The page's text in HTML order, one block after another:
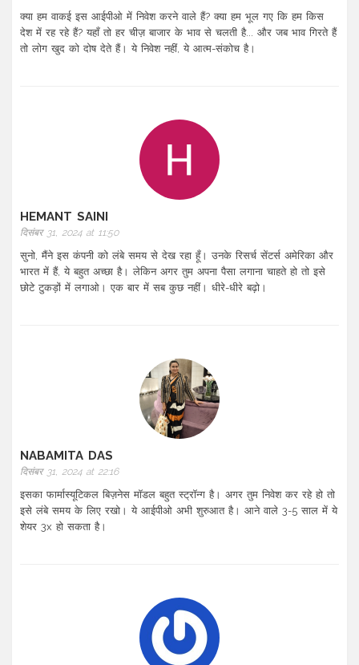
क्या हम वाकई इस आईपीओ में निवेश करने वाले हैं? क्या हम भूल गए कि हम किस
देश में रह रहे हैं? यहाँ तो हर चीज़ बाजार के भाव से चलती है... और जब भाव गिरते हैं
तो लोग खुद को दोष देते हैं। ये निवेश नहीं, ये आत्म-संकोच है।
HEMANT SAINI
दिसंबर 31, 2024 at 11:50
सुनो, मैंने इस कंपनी को लंबे समय से देख रहा हूँ। उनके रिसर्च सेंटर्स अमेरिका और
भारत में हैं, ये बहुत अच्छा है। लेकिन अगर तुम अपना पैसा लगाना चाहते हो तो इसे
छोटे टुकड़ों में लगाओ। एक बार में सब कुछ नहीं। धीरे-धीरे बढ़ो।
NABAMITA DAS
दिसंबर 31, 2024 at 22:16
इसका फार्मास्यूटिकल बिज़नेस मॉडल बहुत स्ट्रॉन्ग है। अगर तुम निवेश कर रहे हो तो
इसे लंबे समय के लिए रखो। ये आईपीओ अभी शुरुआत है। आने वाले 3-5 साल में ये
शेयर 3x हो सकता है।